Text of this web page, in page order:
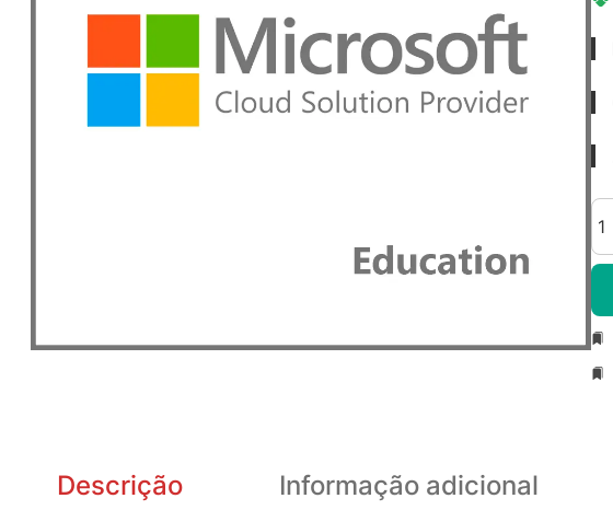
S
s
t
r
D
Descrição Informação adicional